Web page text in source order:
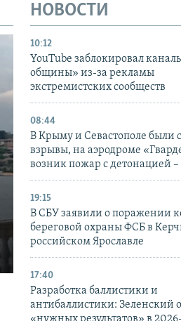
НОВОСТИ
10:12
YouTube заблокировал
общины» из-за рекламы
экстремистских сообществ
08:44
В Крыму и Севастополе
взрывы, на аэродроме
возник пожар с детонацией
19:15
В СБУ заявили о поражении
береговой охраны ФСБ в
российском Ярославле
17:40
Разработка баллистики и
антибаллистики: Зеленский